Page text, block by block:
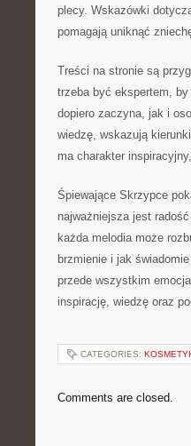
plecy. Wskazówki
pomagają uniknąć
Treści na stronie są
trzeba być ekspertem,
dopiero zaczyna, jak i
wiedzę, wskazują
ma charakter
Śpiewające Skrzypce
najważniejsza jest
każda melodia może
brzmienie i jak
przede wszystkim
inspirację, wiedzę oraz
CATEGORIES:
Comments are closed.